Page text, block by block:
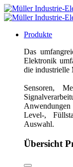
Produkte
Das
Elektronik
die industrielle
Sensoren,
Level-,
Auswahl.
Übersicht